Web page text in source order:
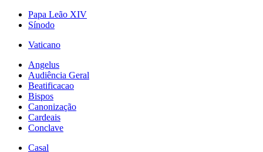
Papa Leão XIV
Sínodo
Vaticano
Angelus
Audiência Geral
Beatificacao
Bispos
Canonização
Cardeais
Conclave
Casal